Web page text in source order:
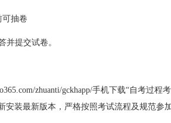
可抽卷
并提交试卷。
zhuanti/gckhapp/手机下载“自考过程考
安装最新版本，严格按照考试流程及规范参